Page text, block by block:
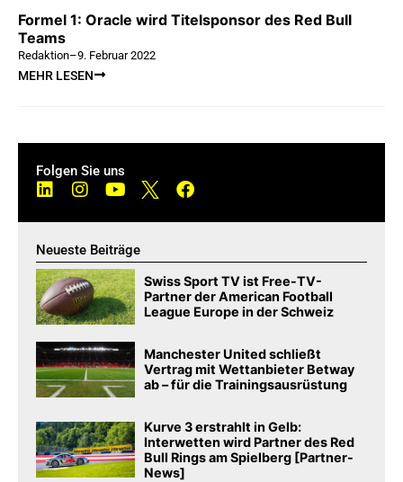
Formel 1: Oracle wird Titelsponsor des Red Bull
Teams
Redaktion–9. Februar 2022
MEHR LESEN
Folgen Sie uns
Neueste Beiträge
Swiss Sport TV ist Free-TV-
Partner der American Football
League Europe in der Schweiz
Manchester United schließt
Vertrag mit Wettanbieter Betway
ab – für die Trainingsausrüstung
Kurve 3 erstrahlt in Gelb:
Interwetten wird Partner des Red
Bull Rings am Spielberg [Partner-
News]